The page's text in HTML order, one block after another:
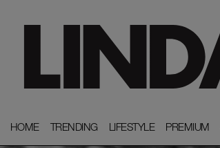
HOME
HOME TRENDING
TRENDING LIFESTYLE
LIFESTYLE PREMIUM
PREMIUM